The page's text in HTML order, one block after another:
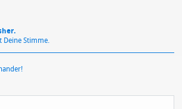
Deine Stimme.